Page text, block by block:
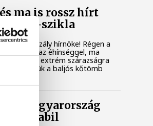
ma is rossz hírt
Ínség-szikla
az aszály hírnöke! Régen a
jelentett az éhínséggel, ma
okozta extrém szárazságra
Elmeséljük a baljós kőtömb
Magyarország
stabil